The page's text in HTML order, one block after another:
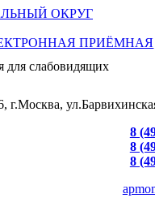
ПРИЁМНАЯ
для слабовидящих
г.Москва,
8
8
8